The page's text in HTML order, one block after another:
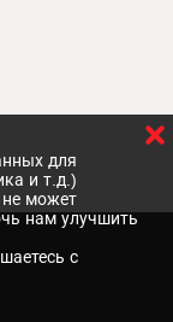
для
и т.д.)
может
нам улучшить
с